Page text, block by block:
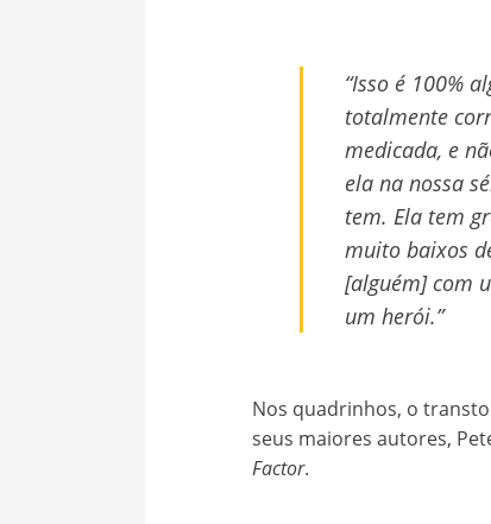
“Isso é 100%
totalmente
medicada, e
ela na nossa
tem. Ela tem
muito baixos
[alguém] com
um herói.”
Nos quadrinhos, o
seus maiores autores,
Factor.